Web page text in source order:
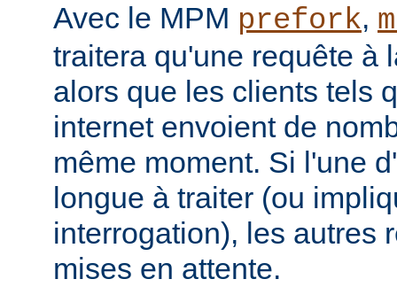
Avec le MPM prefork,
traitera qu'une requête à
alors que les clients tels
internet envoient de
même moment. Si l'une
longue à traiter (ou
interrogation), les autres
mises en attente.